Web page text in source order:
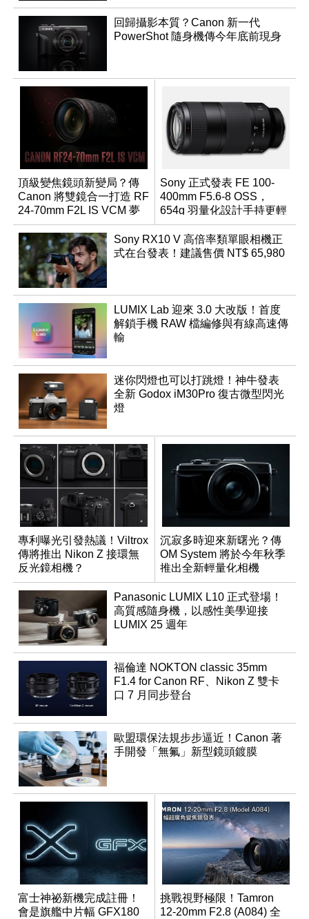
回歸攝影本質？Canon 新一代
PowerShot 隨身機傳今年底前現身
頂級變焦鏡頭新變局？傳
Canon 將雙鏡合一打造 RF
24-70mm F2L IS VCM 夢
幻規格
Sony 正式發表 FE 100-
400mm F5.6-8 OSS，
654g 羽量化設計手持更輕
鬆
Sony RX10 V 高倍率類單眼相機正
式在台發表！建議售價 NT$ 65,980
LUMIX Lab 迎來 3.0 大改版！首度
解鎖手機 RAW 檔編修與有線高速傳
輸
迷你閃燈也可以打跳燈！神牛發表
全新 Godox iM30Pro 復古微型閃光
燈
專利曝光引發熱議！Viltrox
傳將推出 Nikon Z 接環無
反光鏡相機？
沉寂多時迎來新曙光？傳
OM System 將於今年秋季
推出全新輕量化相機
Panasonic LUMIX L10 正式登場！
高質感隨身機，以感性美學迎接
LUMIX 25 週年
福倫達 NOKTON classic 35mm
F1.4 for Canon RF、Nikon Z 雙卡
口 7 月同步登台
歐盟環保法規步步逼近！Canon 著
手開發「無氟」新型鏡頭鍍膜
富士神祕新機完成註冊！
會是旗艦中片幅 GFX180
挑戰視野極限！Tamron
12-20mm F2.8 (A084) 全